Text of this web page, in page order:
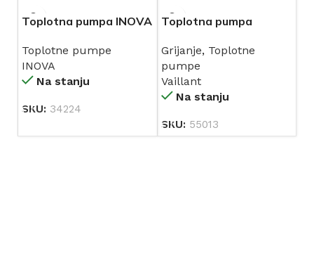
Toplotna pumpa INOVA
Toplotne pumpe
INOVA
Na stanju
SKU: 34224
Toplotna pumpa
zrak/voda aroTHERM
plus VWL 155/6 A 400V
S3 grijanje/hlađenje
VAILLANT
Grijanje, Toplotne
pumpe
Vaillant
Na stanju
SKU: 55013